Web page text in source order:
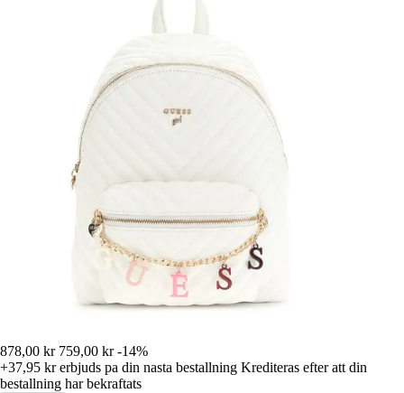
878,00 kr 759,00 kr -14%
+37,95 krerbjuds pa din nasta bestallning Krediteras efter att din
bestallning har bekraftats